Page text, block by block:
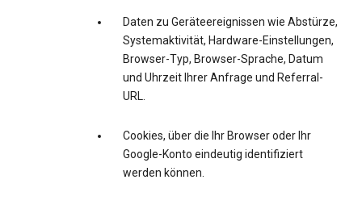
Daten zu Geräteereignissen wie Abstürze,
Systemaktivität, Hardware-Einstellungen,
Browser-Typ, Browser-Sprache, Datum
und Uhrzeit Ihrer Anfrage und Referral-
URL.
Cookies, über die Ihr Browser oder Ihr
Google-Konto eindeutig identifiziert
werden können.